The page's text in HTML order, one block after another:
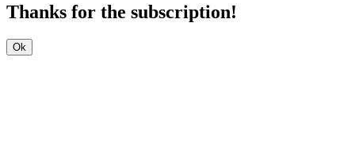
Thanks for the subscription!
Ok